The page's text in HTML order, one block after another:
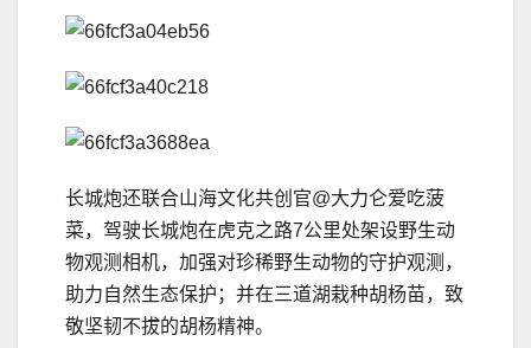
长城炮还联合山海文化共创官@大力仑爱吃菠
菜，驾驶长城炮在虎克之路7公里处架设野生动
物观测相机，加强对珍稀野生动物的守护观测，
助力自然生态保护；并在三道湖栽种胡杨苗，致
敬坚韧不拔的胡杨精神。